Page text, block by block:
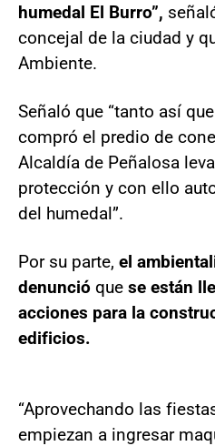
humedal El Burro”,
concejal de la ciudad y
Ambiente.
Señaló que “tanto así
compró el predio de
Alcaldía de Peñalosa
protección y con ello
del humedal”.
Por su parte, el
denunció que se están
acciones para la
edificios.
“Aprovechando las
empiezan a ingresar